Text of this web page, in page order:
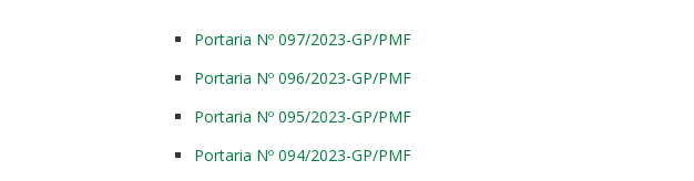
Portaria Nº 097/2023-GP/PMF
Portaria Nº 096/2023-GP/PMF
Portaria Nº 095/2023-GP/PMF
Portaria Nº 094/2023-GP/PMF